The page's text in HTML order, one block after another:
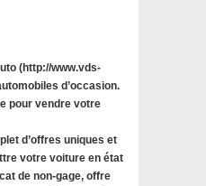
(http://www.vds-
d’occasion.
pour vendre votre
d’offres uniques et
votre voiture en état
de non-gage, offre